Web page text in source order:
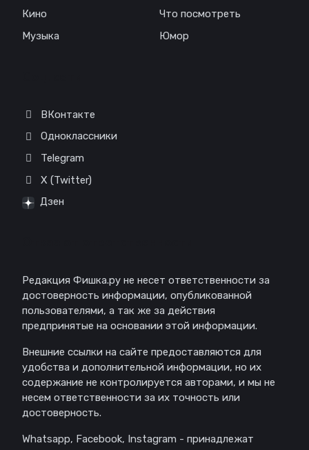
Кино
Музыка
Что посмотреть
Юмор
ВКонтакте
Одноклассники
Telegram
X (Twitter)
Дзен
Редакция Фишка.ру не несет ответственности за
достоверность информации, опубликованной
пользователями, а так же за действия
предпринятые на основании этой информации.
Внешние ссылки на сайте предоставляются для
удобства и дополнительной информации, но их
содержание не контролируется авторами, и мы не
несем ответственности за их точность или
достоверность.
Whatsapp, Facebook, Instagram - принадлежат